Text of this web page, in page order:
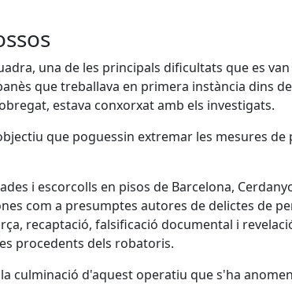
una de les principals dificultats que es
que treballava en primera instància dins
estava conxorxat amb els investigats.
que poguessin extremar les mesures
i escorcolls en pisos de Barcelona,
com a presumptes autores de delictes de
recaptació, falsificació documental i
procedents dels robatoris.
culminació d'aquest operatiu que s'ha